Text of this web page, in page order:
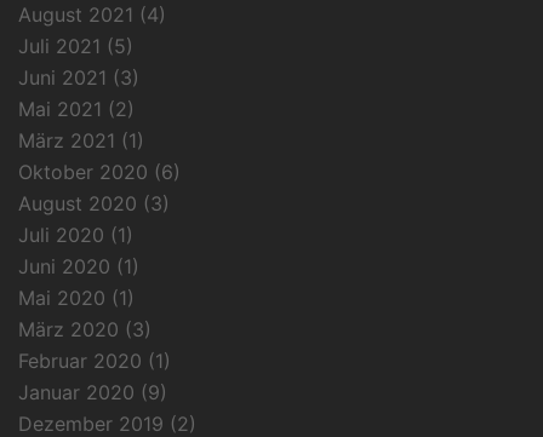
August 2021 (4)
Juli 2021 (5)
Juni 2021 (3)
Mai 2021 (2)
März 2021 (1)
Oktober 2020 (6)
August 2020 (3)
Juli 2020 (1)
Juni 2020 (1)
Mai 2020 (1)
März 2020 (3)
Februar 2020 (1)
Januar 2020 (9)
Dezember 2019 (2)